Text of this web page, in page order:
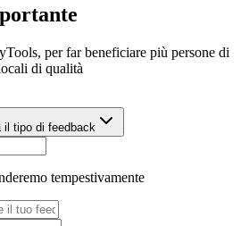
per far beneficiare più persone di
di qualità
il tipo di feedback
tempestivamente